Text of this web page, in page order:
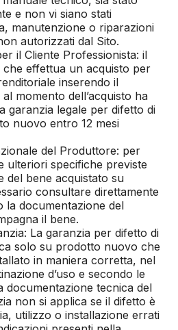
e non vi siano stati
manutenzione o riparazioni
autorizzati dal Sito.
il Cliente Professionista: il
che effettua un acquisto per
inserendo il
momento dell’acquisto ha
garanzia legale per difetto di
nuovo entro 12 mesi
del Produttore: per
ulteriori specifiche previste
del bene acquistato su
consultare direttamente
la documentazione del
il bene.
La garanzia per difetto di
solo su prodotto nuovo che
in maniera corretta, nel
d’uso e secondo le
documentazione tecnica del
non si applica se il difetto è
utilizzo o installazione errati